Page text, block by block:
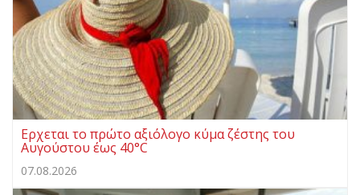
Ερχεται το πρώτο αξιόλογο κύμα ζέστης του
Αυγούστου έως 40°C
07.08.2026